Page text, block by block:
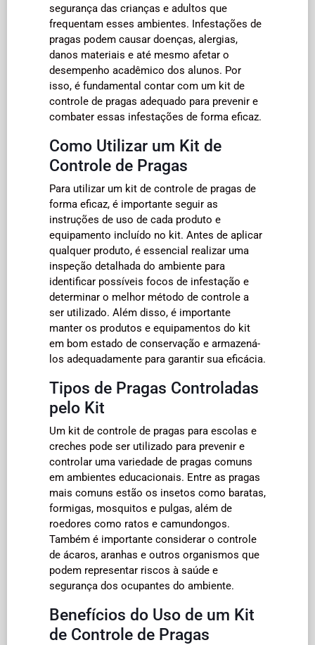
segurança das crianças e adultos que
frequentam esses ambientes. Infestações de
pragas podem causar doenças, alergias,
danos materiais e até mesmo afetar o
desempenho acadêmico dos alunos. Por
isso, é fundamental contar com um kit de
controle de pragas adequado para prevenir e
combater essas infestações de forma eficaz.
Como Utilizar um Kit de
Controle de Pragas
Para utilizar um kit de controle de pragas de
forma eficaz, é importante seguir as
instruções de uso de cada produto e
equipamento incluído no kit. Antes de aplicar
qualquer produto, é essencial realizar uma
inspeção detalhada do ambiente para
identificar possíveis focos de infestação e
determinar o melhor método de controle a
ser utilizado. Além disso, é importante
manter os produtos e equipamentos do kit
em bom estado de conservação e armazená-
los adequadamente para garantir sua eficácia.
Tipos de Pragas Controladas
pelo Kit
Um kit de controle de pragas para escolas e
creches pode ser utilizado para prevenir e
controlar uma variedade de pragas comuns
em ambientes educacionais. Entre as pragas
mais comuns estão os insetos como baratas,
formigas, mosquitos e pulgas, além de
roedores como ratos e camundongos.
Também é importante considerar o controle
de ácaros, aranhas e outros organismos que
podem representar riscos à saúde e
segurança dos ocupantes do ambiente.
Benefícios do Uso de um Kit
de Controle de Pragas